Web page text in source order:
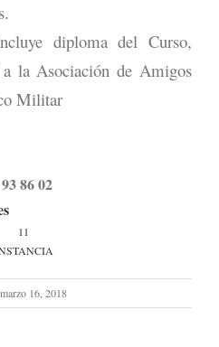
diploma del Curso,
la Asociación de Amigos
Militar
86 02
16, 2018